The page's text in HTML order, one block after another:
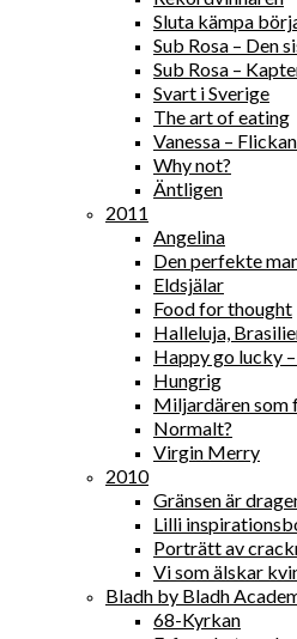
Sluta kämpa
Sub Rosa – Den
Sub Rosa –
Svart i Sverige
The art of eating
Vanessa –
Why not?
Äntligen
2011
Angelina
Den perfekte
Eldsjälar
Food for thought
Halleluja,
Happy go lucky
Hungrig
Miljardären som
Normalt?
Virgin Merry
2010
Gränsen är
Lilli
Porträtt av
Vi som älskar
Bladh by Bladh
68-Kyrkan